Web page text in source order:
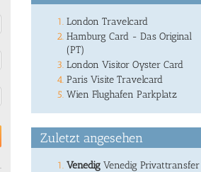
London Travelcard
Hamburg Card - Das Original
(PT)
London Visitor Oyster Card
Paris Visite Travelcard
Wien Flughafen Parkplatz
Zuletzt angesehen
Venedig Venedig Privattransfer